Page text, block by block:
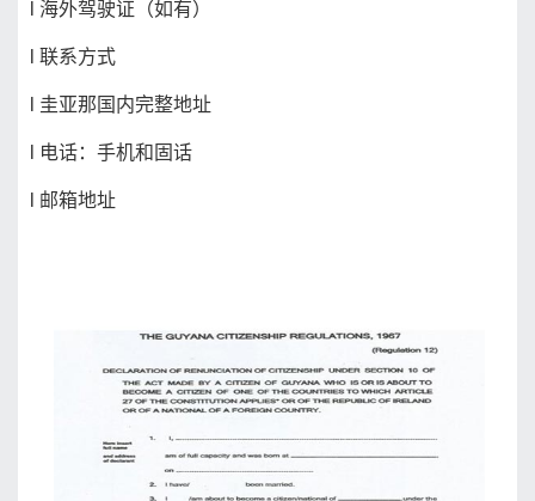
海外驾驶证（如有）
联系方式
圭亚那国内完整地址
电话：手机和固话
邮箱地址